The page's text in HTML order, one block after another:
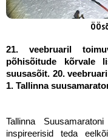
21. veebruaril
põhisõitude kõrvale
suusasõit. 20.
1. Tallinna
Tallinna
inspireerisid teda